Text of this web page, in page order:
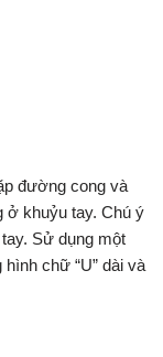
đường cong và
ở khuỷu tay. Chú ý
Sử dụng một
chữ “U” dài và